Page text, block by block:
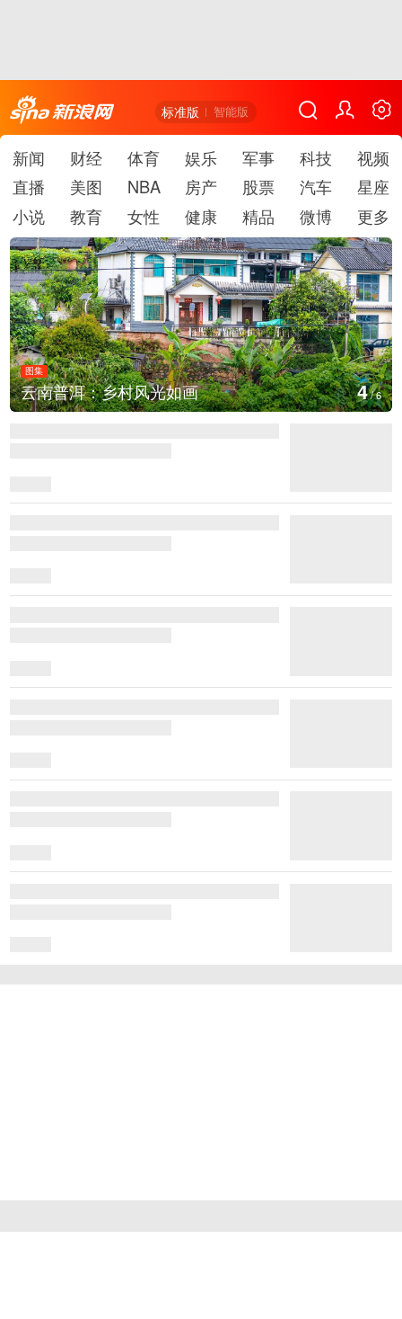
标准版 智能版
新闻 财经 体育 娱乐 军事 科技
视频
直播
美图 NBA 房产 股票 汽车
星座
小说
教育 女性 健康 精品 微博 更多
图集
云南普洱：乡村风光如画 4/6